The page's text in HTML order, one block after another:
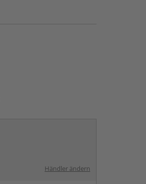
Händler ändern